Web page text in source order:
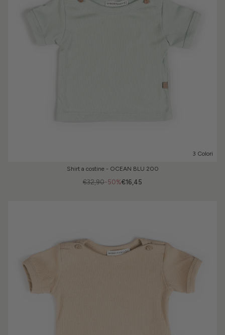
3 Colori
Shirt a costine - OCEAN BLU 200
-50%
€32,90 €16,45